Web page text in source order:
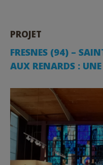
PROJET
FRESNES (94) –
AUX RENARDS :